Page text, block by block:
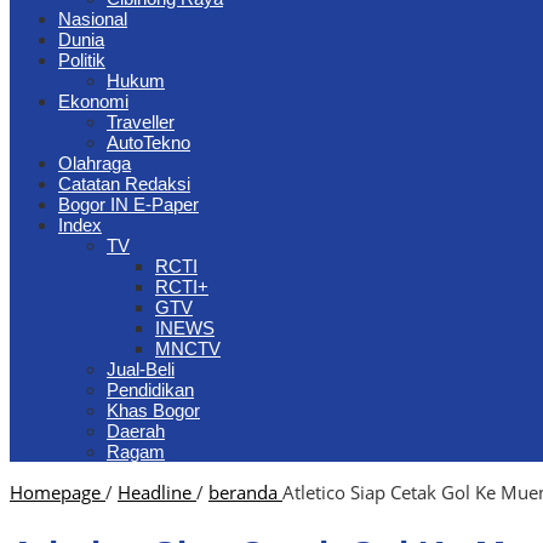
Nasional
Dunia
Politik
Hukum
Ekonomi
Traveller
AutoTekno
Olahraga
Catatan Redaksi
Bogor IN E-Paper
Index
TV
RCTI
RCTI+
GTV
INEWS
MNCTV
Jual-Beli
Pendidikan
Khas Bogor
Daerah
Ragam
Homepage / Headline / beranda Atletico Siap Cetak Gol Ke